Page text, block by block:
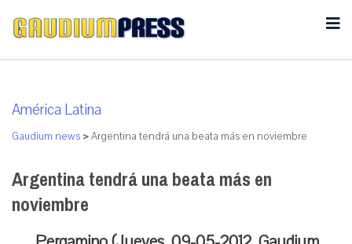
América Latina
Gaudium news >Argentina tendrá una beata más en noviembre
Argentina tendrá una beata más en
noviembre